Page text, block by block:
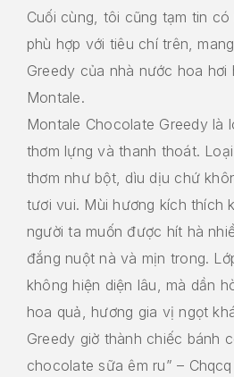
Cuối cùng, tôi cũng tạm tin
phù hợp với tiêu chí trên,
Greedy của nhà nước hoa
Montale.
Montale Chocolate Greedy là
thơm lựng và thanh thoát.
thơm như bột, dìu dịu chứ
tươi vui. Mùi hương kích thích
người ta muốn được hít hà
đắng nuột nà và mịn trong.
không hiện diện lâu, mà dần
hoa quả, hương gia vị ngọt
Greedy giờ thành chiếc bánh
chocolate sữa êm ru” – Chqcq